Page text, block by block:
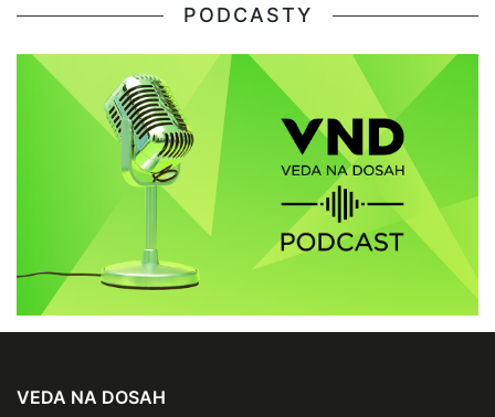
PODCASTY
VEDA NA DOSAH